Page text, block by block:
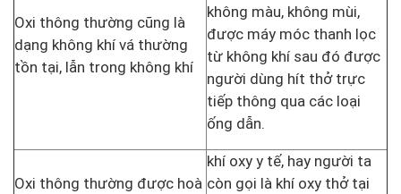
Oxi thông thường cũng là
dạng không khí vá thường
tồn tại, lẫn trong không khí
không màu, không mùi,
được máy móc thanh lọc
từ không khí sau đó được
người dùng hít thở trực
tiếp thông qua các loại
ống dẫn.
Oxi thông thường được hoà
khí oxy y tế, hay người ta
còn gọi là khí oxy thở tại